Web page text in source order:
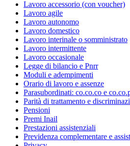
Lavoro accessorio (con voucher)
Lavoro agile
Lavoro autonomo
Lavoro domestico
Lavoro interinale o somministrato
Lavoro intermittente
Lavoro occasionale
Legge di bilancio e Pnrr
Moduli e adempimenti
Orario di lavoro e assenze
Parasubordinati: co.co.co e
Parità di trattamento e
Pensioni
Premi Inail
Prestazioni assistenziali
Previdenza complementare e